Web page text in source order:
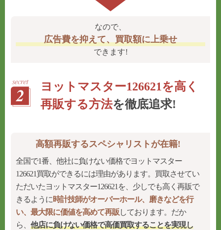
なので、
広告費を抑えて、買取額に上乗せ
できます!
ヨットマスター126621を高く
再販する方法を徹底追求!
高額再販するスペシャリストが在籍!
全国で1番、他社に負けない価格でヨットマスター
126621買取ができるには理由があります。買取させてい
ただいたヨットマスター126621を、少しでも高く再販で
きるように時計技師がオーバーホール、磨きなどを行
い、最大限に価値を高めて再販しております。だか
ら、他店に負けない価格で高価買取することを実現し